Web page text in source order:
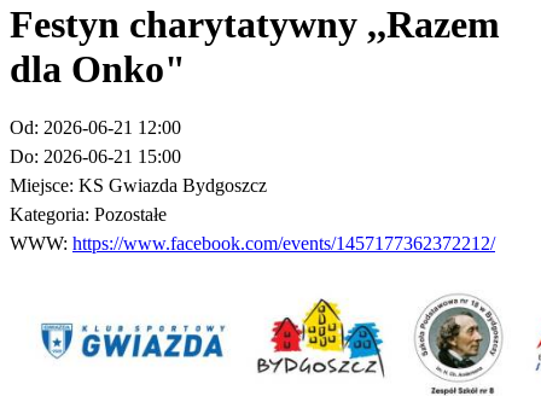
Festyn charytatywny ,,Razem
dla Onko"
Od: 2026-06-21 12:00
Do: 2026-06-21 15:00
Miejsce: KS Gwiazda Bydgoszcz
Kategoria: Pozostałe
WWW: https://www.facebook.com/events/1457177362372212/